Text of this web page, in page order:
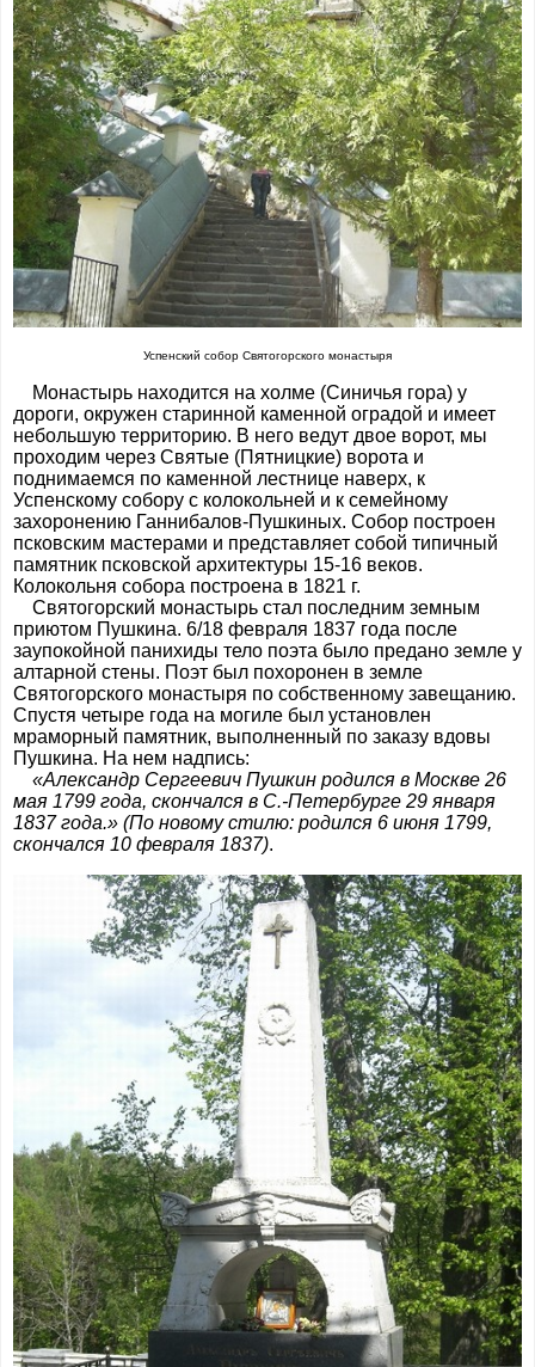
Успенский собор Святогорского монастыря
Монастырь находится на холме (Синичья гора) у
дороги, окружен старинной каменной оградой и имеет
небольшую территорию. В него ведут двое ворот, мы
проходим через Святые (Пятницкие) ворота и
поднимаемся по каменной лестнице наверх, к
Успенскому собору с колокольней и к семейному
захоронению Ганнибалов-Пушкиных. Собор построен
псковским мастерами и представляет собой типичный
памятник псковской архитектуры 15-16 веков.
Колокольня собора построена в 1821 г.
Святогорский монастырь стал последним земным
приютом Пушкина. 6/18 февраля 1837 года после
заупокойной панихиды тело поэта было предано земле у
алтарной стены. Поэт был похоронен в земле
Святогорского монастыря по собственному завещанию.
Спустя четыре года на могиле был установлен
мраморный памятник, выполненный по заказу вдовы
Пушкина. На нем надпись:
«Александр Сергеевич Пушкин родился в Москве 26
мая 1799 года, скончался в С.-Петербурге 29 января
1837 года.» (По новому стилю: родился 6 июня 1799,
скончался 10 февраля 1837).